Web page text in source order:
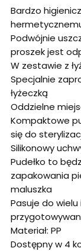
Bardzo
Podwójnie
proszek jest
W zestawie z
Specjalnie
łyżeczką
Oddzielne
Kompaktowe
się do
Silikonowy
Pudełko to
zapakowania
maluszka
Pasuje do
Materiał: PP
Dostępny w 4